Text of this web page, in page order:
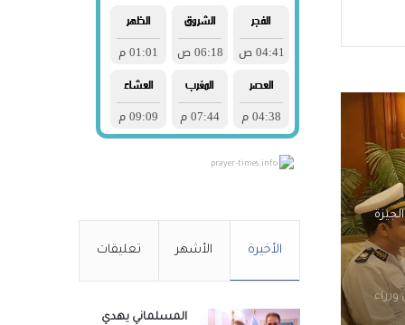
prayer-times.info
الأخيرة الأشهر تعليقات
المسلماني يهدي